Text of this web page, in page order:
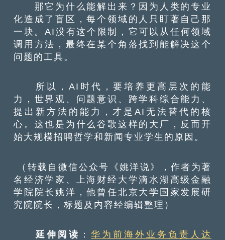
那它为什么能解出来？因为人类的专业
化造成了盲区，每个领域的人只盯著自己那
一块。AI没有这个限制，它可以从任何领域
调用方法，最终在某个角落找到能解决这个
问题的工具。
所以，AI时代，要培养更高层次的能
力，世界观、问题意识、跨学科综合能力、
提出新方法的能力，才是AI无法替代的核
心。这也是为什么谷歌这样的大厂，反而开
始大规模招聘哲学和新闻专业学生的原因。
（转载自微信公众号《姚洋说》，作者为著
名经济学家、上海财经大学滴水湖高级金融
学院院长姚洋，他曾任北京大学国家发展研
究院院长，标题及内容经编辑整理）
延伸阅读 ：华为前海外业务负责人达